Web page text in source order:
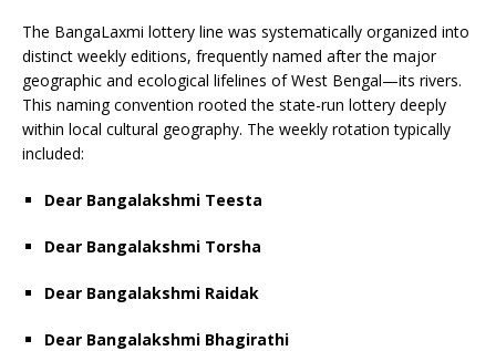
The BangaLaxmi lottery line was systematically organized into
distinct weekly editions, frequently named after the major
geographic and ecological lifelines of West Bengal—its rivers.
This naming convention rooted the state-run lottery deeply
within local cultural geography. The weekly rotation typically
included:
Dear Bangalakshmi Teesta
Dear Bangalakshmi Torsha
Dear Bangalakshmi Raidak
Dear Bangalakshmi Bhagirathi